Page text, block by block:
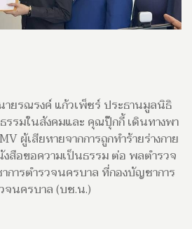
ยรณรงค์ แก้วเพ็ชร์ ประธานมูลนิธิ
รมในสังคมและ คุณปุ๊กกี้ เดินทางพา
ผู้เสียหายจากการถูกทำร้ายร่างกาย
สือขอความเป็นธรรม ต่อ พลตำรวจ
ารตำรวจนครบาล ที่กองบัญชาการ
จนครบาล (บช.น.)